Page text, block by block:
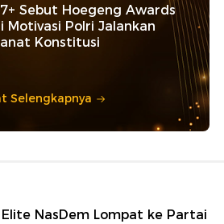
Sebut Hoegeng Awards
Motivasi Polri Jalankan
Konstitusi
Selengkapnya
NasDem Lompat ke Partai